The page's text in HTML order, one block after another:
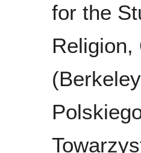
for the
Religion,